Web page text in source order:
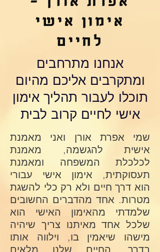
אימון אישי
לחיים
אנחנו מתרחבים
ומתקרבים אליכם מהיום
תוכלו לעבור תהליך אימון
אישי לחיים קרוב לבית
שמי אפרת אורן ואני מאמנת
אישית להגשמה, מאמנת
לכלכלת המשפחה ומאמנת
תעסוקתית, אימון אישי עבורי
הוא דרך חיים ולא רק כלי להשגת
מטרות. אחד מהדברים החשובים
שלמדתי מהאימון האישי הוא
שלכל אחד מאיתנו צריך שיהיה
מישהו שיאמין בו, וילווה אותו
בדרך. החיים שלנו מלאים